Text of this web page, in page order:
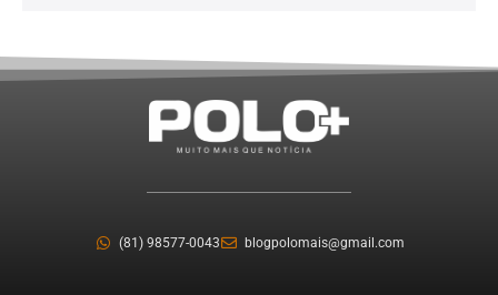
(81) 98577-0043 blogpolomais@gmail.com